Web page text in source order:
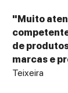
Enclosure Type
Bass-reflex
Inputs
Single binding
Cabinet
"Muito
de
marcas e
Teixeira